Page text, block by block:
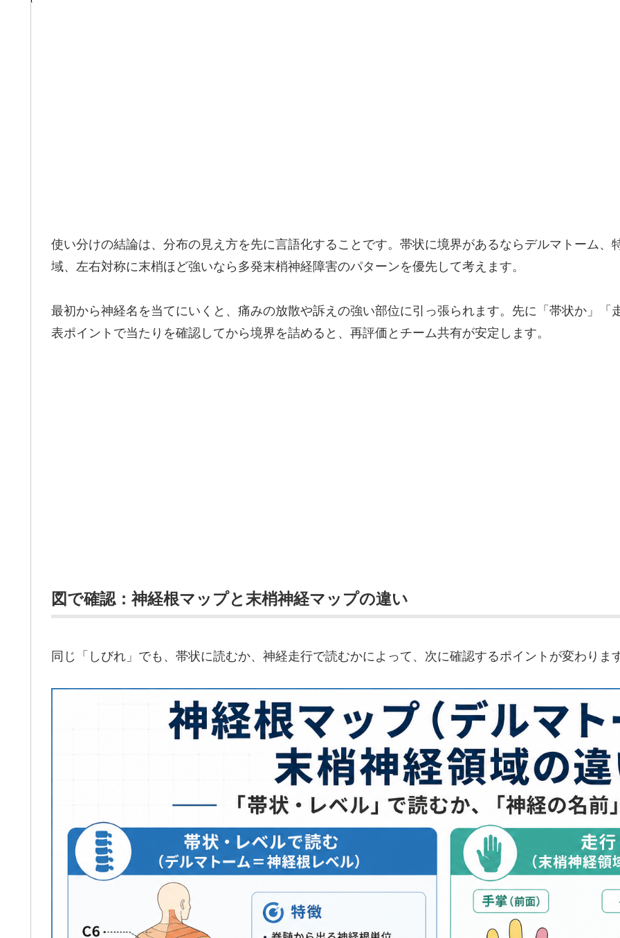
使い分けの結論は、分布の見え方を先に言語化することです。帯状に境界があるならデルマトーム
域、左右対称に末梢ほど強いなら多発末梢神経障害のパターンを優先して考えます。
最初から神経名を当てにいくと、痛みの放散や訴えの強い部位に引っ張られます。先に「帯状か」
表ポイントで当たりを確認してから境界を詰めると、再評価とチーム共有が安定します。
図で確認：神経根マップと末梢神経マップの違い
同じ「しびれ」でも、帯状に読むか、神経走行で読むかによって、次に確認するポイントが変わりま